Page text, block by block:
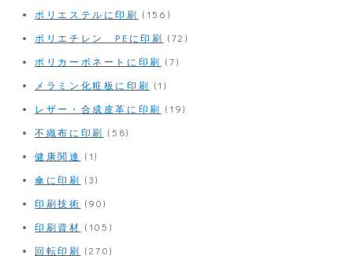
ポリエステルに印刷 (156)
ポリエチレン PEに印刷 (72)
ポリカーボネートに印刷 (7)
メラミン化粧板に印刷 (1)
レザー・合成皮革に印刷 (19)
不織布に印刷 (58)
健康関連 (1)
傘に印刷 (3)
印刷技術 (90)
印刷資材 (105)
回転印刷 (270)